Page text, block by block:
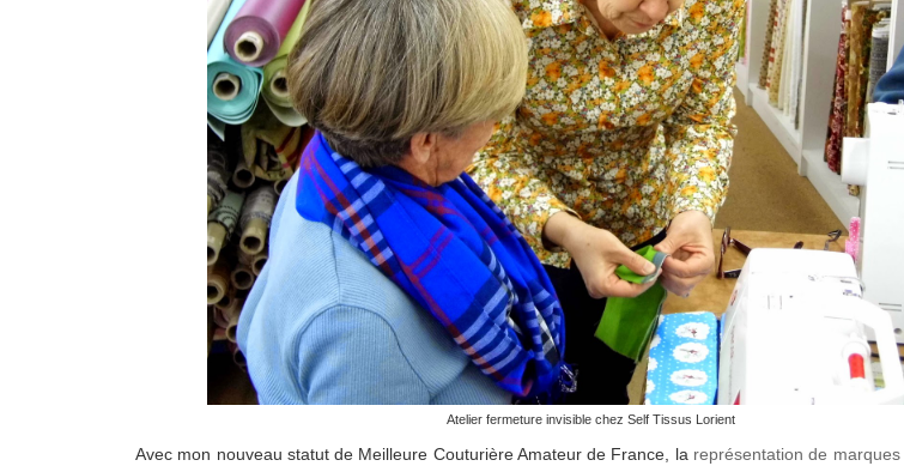
Atelier fermeture invisible chez Self Tissus Lorient
Avec mon nouveau statut de Meilleure Couturière Amateur de France, la représentation de marques